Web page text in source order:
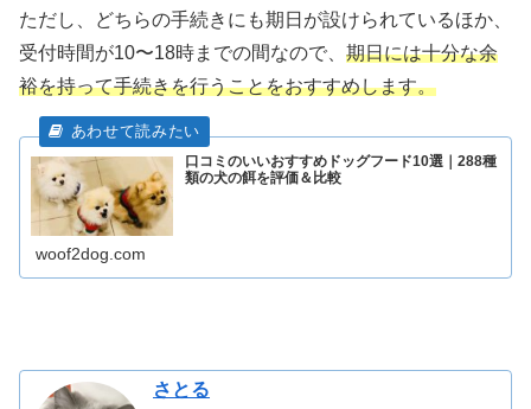
ただし、どちらの手続きにも期日が設けられているほか、
受付時間が10〜18時までの間なので、 期日には十分な余
裕を持って手続きを行うことをおすすめします。
口コミのいいおすすめドッグフード10選｜288種
類の犬の餌を評価＆比較
woof2dog.com
さとる